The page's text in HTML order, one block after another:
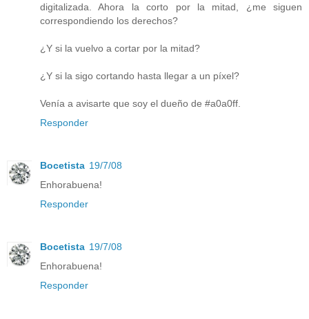
digitalizada. Ahora la corto por la mitad, ¿me siguen
correspondiendo los derechos?
¿Y si la vuelvo a cortar por la mitad?
¿Y si la sigo cortando hasta llegar a un píxel?
Venía a avisarte que soy el dueño de #a0a0ff.
Responder
Bocetista 19/7/08
Enhorabuena!
Responder
Bocetista 19/7/08
Enhorabuena!
Responder